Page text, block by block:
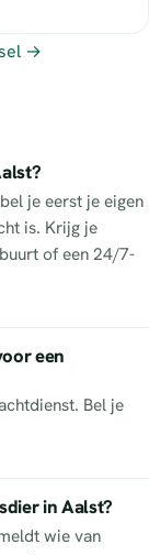
→
je eerst je eigen
is. Krijg je
of een 24/7-
een
Bel je
in Aalst?
wie van